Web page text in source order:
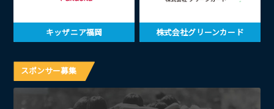
キッザニア福岡 株式会社グリーンカード
スポンサー募集